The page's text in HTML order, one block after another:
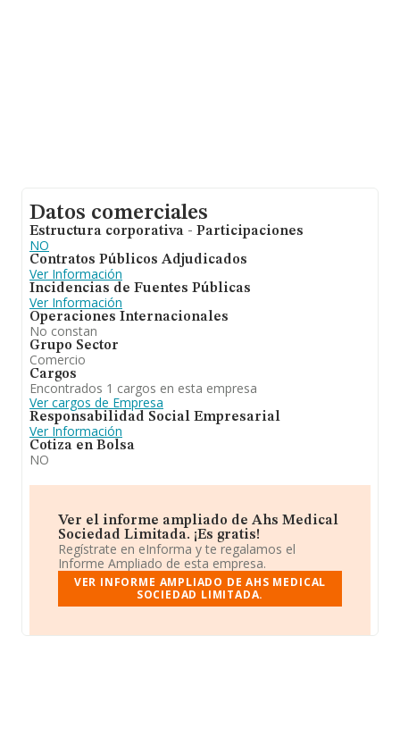
Datos comerciales
Estructura corporativa - Participaciones
NO
Contratos Públicos Adjudicados
Ver Información
Incidencias de Fuentes Públicas
Ver Información
Operaciones Internacionales
No constan
Grupo Sector
Comercio
Cargos
Encontrados 1 cargos en esta empresa
Ver cargos de Empresa
Responsabilidad Social Empresarial
Ver Información
Cotiza en Bolsa
NO
Ver el informe ampliado de Ahs Medical
Sociedad Limitada. ¡Es gratis!
Regístrate en eInforma y te regalamos el
Informe Ampliado de esta empresa.
VER INFORME AMPLIADO DE AHS MEDICAL
SOCIEDAD LIMITADA.